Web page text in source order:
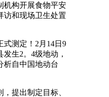
机构开展食物平安
访和现场卫生处置
测定！2月14日9
生2。4级地动，
析自中国地动台
提出制定目标、